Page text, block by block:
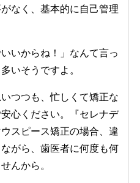
なく、基本的に自己管理
いからね！」なんて言っ
いそうですよ。
つつも、忙しくて矯正な
心ください。『セレナデ
スピース矯正の場合、違
がら、歯医者に何度も何
んから。